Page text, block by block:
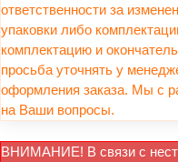
ответственности за
упаковки либо
комплектацию и
просьба уточнять у
оформления заказа. Мы с
на Ваши вопросы.
ВНИМАНИЕ! В связи с